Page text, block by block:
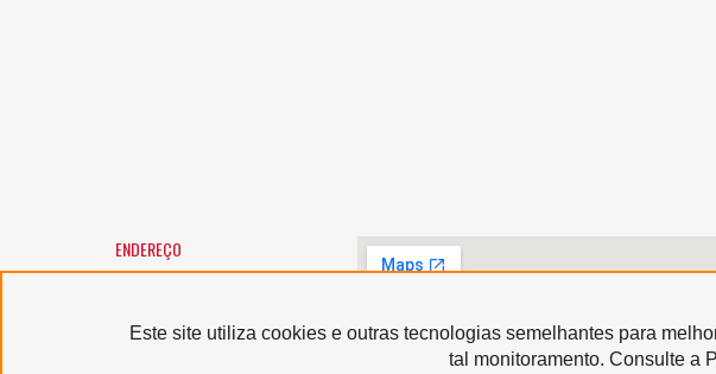
ENDEREÇO
Este site utiliza cookies e outras tecnologias semelhantes para
tal monitoramento. Consulte a